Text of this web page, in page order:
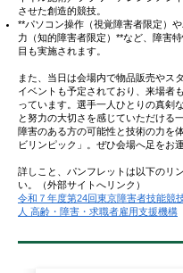
させた創造的競技。
**パソコン操作（視覚障害者限定）
力（知的障害者限定）**など、障害
目も実施されます。
また、当日は会場内で物品販売やス
イベントも予定されており、来場者
っています。選手一人ひとりの真剣
と努力の大切さを感じていただける一
障害のある方の可能性と技術の力を
ビリンピック」。ぜひ会場へ足をお
詳しこと、パンフレットは以下のリ
い。（外部サイトへリンク）
令和７年度第24回東京障害者技能競
人 高齢・障害・求職者雇用支援機構